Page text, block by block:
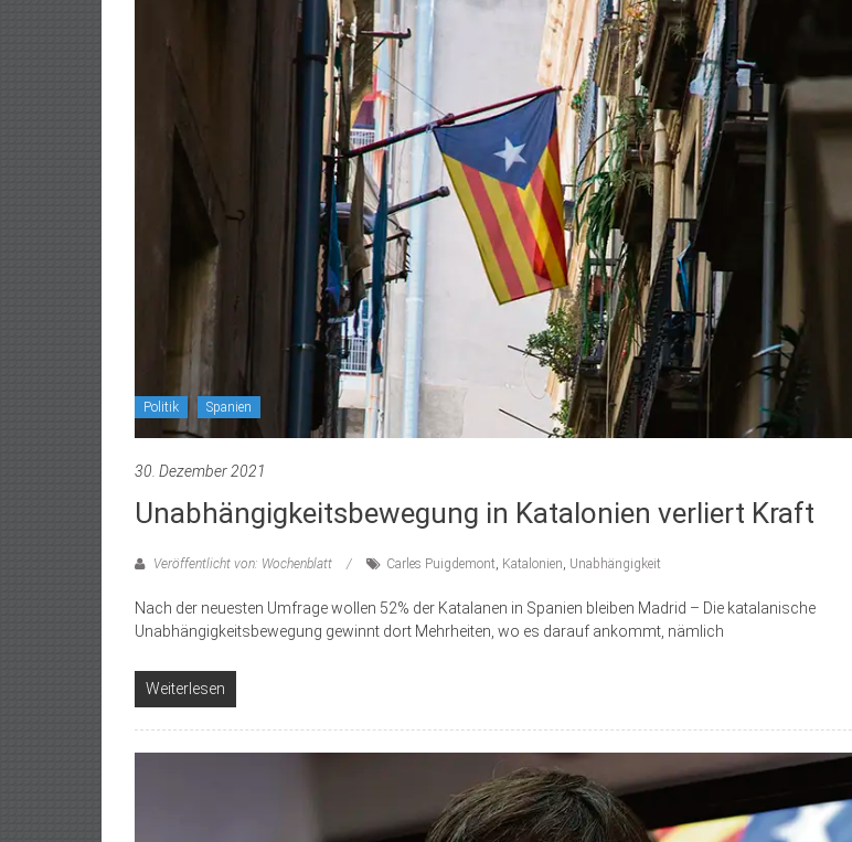
Politik Spanien
30. Dezember 2021
Unabhängigkeitsbewegung in Katalonien verliert Kraft
Veröffentlicht von: Wochenblatt Carles Puigdemont, Katalonien, Unabhängigkeit
Nach der neuesten Umfrage wollen 52% der Katalanen in Spanien bleiben Madrid – Die katalanische
Unabhängigkeitsbewegung gewinnt dort Mehrheiten, wo es darauf ankommt, nämlich
Weiterlesen